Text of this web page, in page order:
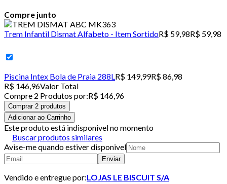
Compre junto
Trem Infantil Dismat Alfabeto - Item SortidoR$ 59,98R$ 59,98
Piscina Intex Bola de Praia 288L R$ 149,99R$ 86,98
R$ 146,96Valor Total
Compre 2 Produtos por:R$ 146,96
Comprar 2 produtos
Adicionar ao Carrinho
Este produto está indisponivel no momento
Buscar produtos similares
Avise-me quando estiver disponivel
Enviar
Vendido e entregue por:LOJAS LE BISCUIT S/A